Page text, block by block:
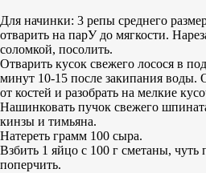
Для начинки: 3 репы среднего
отварить на парУ до мягкости.
соломкой, посолить.
Отварить кусок свежего лосося в
минут 10-15 после закипания воды.
от костей и разобрать на мелкие
Нашинковать пучок свежего
кинзы и тимьяна.
Натереть грамм 100 сыра.
Взбить 1 яйцо с 100 г сметаны, чуть
поперчить.